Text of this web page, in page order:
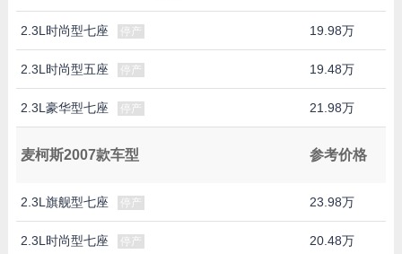
2.3L时尚型七座 停产 19.98万
2.3L时尚型五座 停产 19.48万
2.3L豪华型七座 停产 21.98万
麦柯斯2007款车型 参考价格
2.3L旗舰型七座 停产 23.98万
2.3L时尚型七座 停产 20.48万